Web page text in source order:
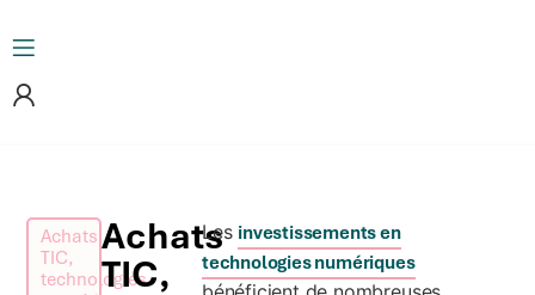
Achats
TIC,
technologies
Achats
TIC,
Les investissements en
technologies numériques